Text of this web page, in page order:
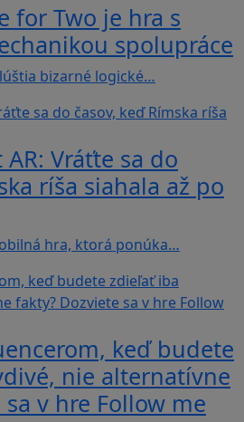
for Tw‪o je hra s
spolupráce
bizarné logické…
Vráťte sa do
ríša siahala až po
hra, ktorá ponúka…
keď budete
nie alternatívne
v hre Follow me